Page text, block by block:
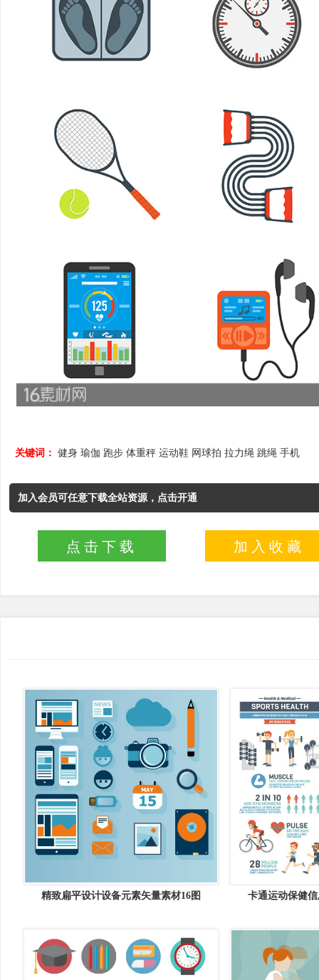
关键词： 健身 瑜伽 跑步 体重秤 运动鞋 网球拍 拉力绳 跳绳 手机
加入会员可任意下载全站资源，点击开通
点击下载 加入收藏
精致扁平设计设备元素矢量素材16图 卡通运动保健